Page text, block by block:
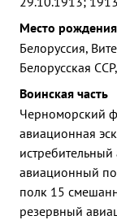
Место рождения
Белоруссия,
Белорусская
Воинская часть
Черноморский
авиационная
авиационный
полк 15
резервный